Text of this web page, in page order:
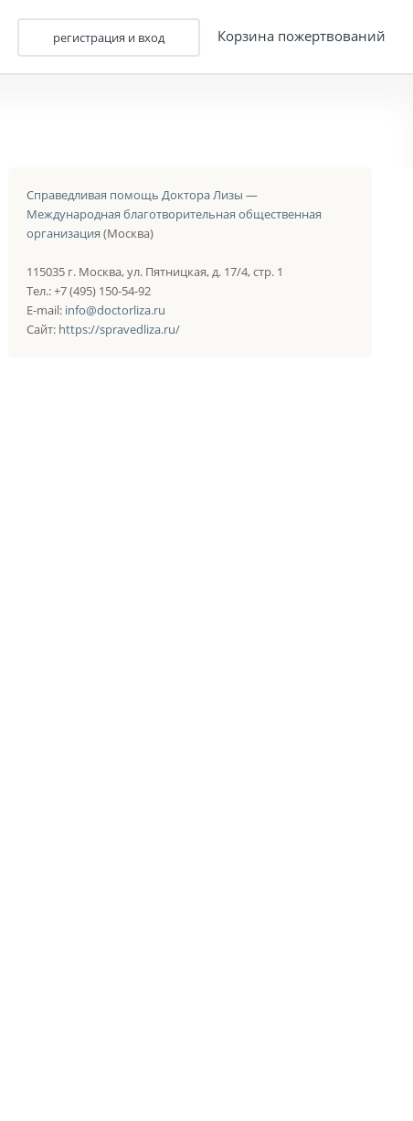
регистрация и вход Корзина пожертвований
Справедливая помощь Доктора Лизы —
Международная благотворительная общественная
организация (Москва)
115035 г. Москва, ул. Пятницкая, д. 17/4, стр. 1
Тел.: +7 (495) 150-54-92
E-mail: info@doctorliza.ru
Сайт: https://spravedliza.ru/